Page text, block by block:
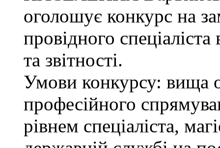
оголошує конкурс на
провідного
та звітності.
Умови конкурсу: вища
професійного
рівнем спеціаліста,